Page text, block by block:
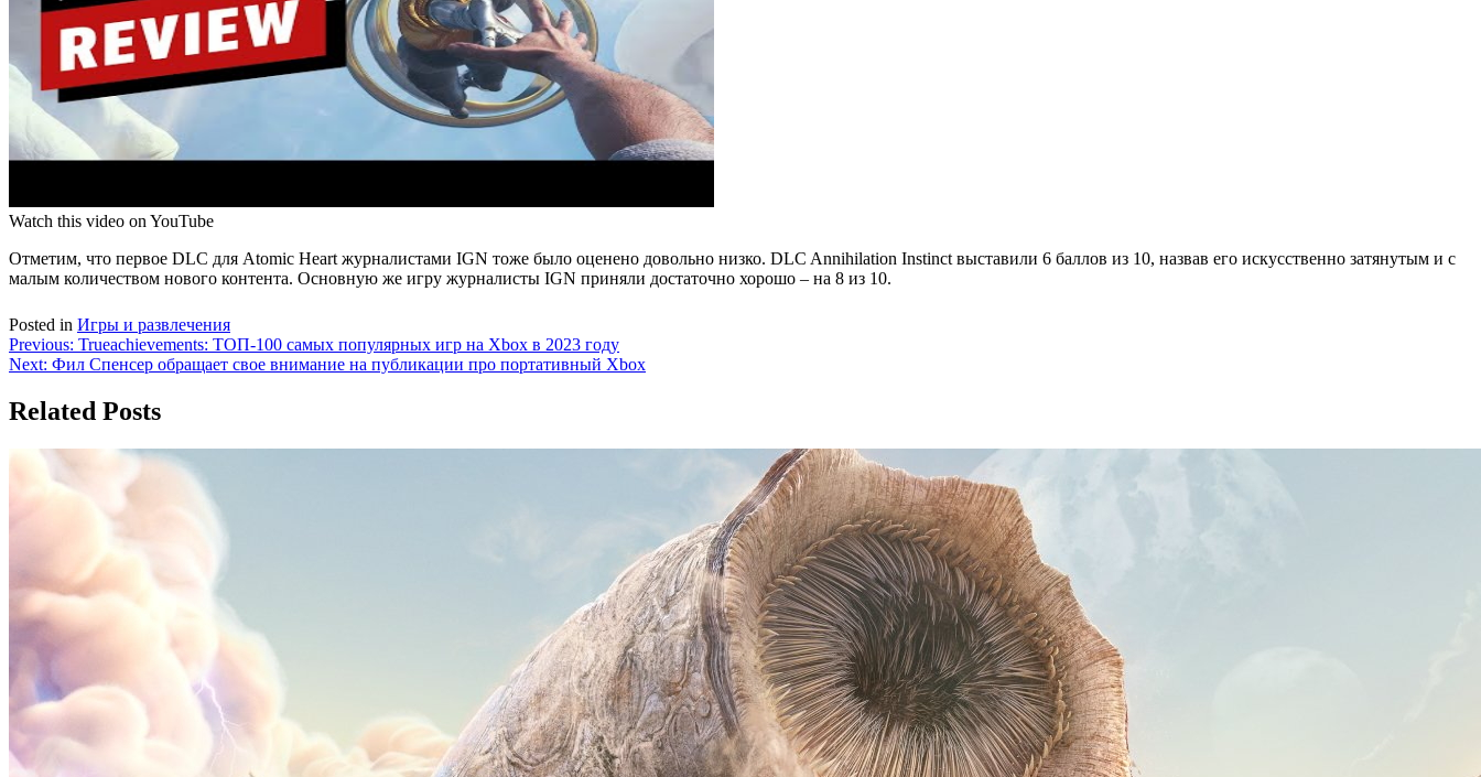
Watch this video on YouTube
Отметим, что первое DLC для Atomic Heart журналистами IGN тоже было оценено довольно низко. DLC Annihilation Instinct выставили 6 баллов из 10, назвав его искусственно затянутым и с
малым количеством нового контента. Основную же игру журналисты IGN приняли достаточно хорошо – на 8 из 10.
Posted in Игры и развлечения
Навигация
по
записям
Previous: Trueachievements: ТОП-100 самых популярных игр на Xbox в 2023 году
Next: Фил Спенсер обращает свое внимание на публикации про портативный Xbox
Related Posts